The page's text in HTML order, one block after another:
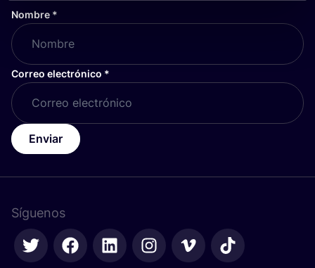
Nombre *
Correo electrónico *
Enviar
Síguenos